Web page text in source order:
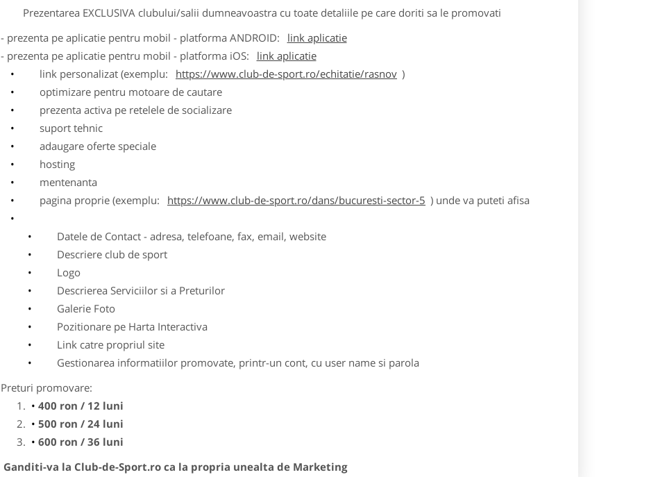
Prezentarea EXCLUSIVA clubului/salii dumneavoastra cu toate detaliile pe care doriti sa le promovati
- prezenta pe aplicatie pentru mobil - platforma ANDROID:
link aplicatie
- prezenta pe aplicatie pentru mobil - platforma iOS:
link aplicatie
link personalizat (exemplu:
https://www.club-de-sport.ro/echitatie/rasnov )
optimizare pentru motoare de cautare
prezenta activa pe retelele de socializare
suport tehnic
adaugare oferte speciale
hosting
mentenanta
pagina proprie (exemplu:
https://www.club-de-sport.ro/dans/bucuresti-sector-5 ) unde va puteti afisa
Datele de Contact - adresa, telefoane, fax, email, website
Descriere club de sport
Logo
Descrierea Serviciilor si a Preturilor
Galerie Foto
Pozitionare pe Harta Interactiva
Link catre propriul site
Gestionarea informatiilor promovate, printr-un cont, cu user name si parola
Preturi promovare:
400 ron / 12 luni
500 ron / 24 luni
600 ron / 36 luni
Ganditi-va la Club-de-Sport.ro ca la propria unealta de Marketing